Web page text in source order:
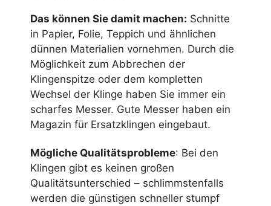
Das können Sie damit machen: Schnitte
in Papier, Folie, Teppich und ähnlichen
dünnen Materialien vornehmen. Durch die
Möglichkeit zum Abbrechen der
Klingenspitze oder dem kompletten
Wechsel der Klinge haben Sie immer ein
scharfes Messer. Gute Messer haben ein
Magazin für Ersatzklingen eingebaut.
Mögliche Qualitätsprobleme: Bei den
Klingen gibt es keinen großen
Qualitätsunterschied – schlimmstenfalls
werden die günstigen schneller stumpf